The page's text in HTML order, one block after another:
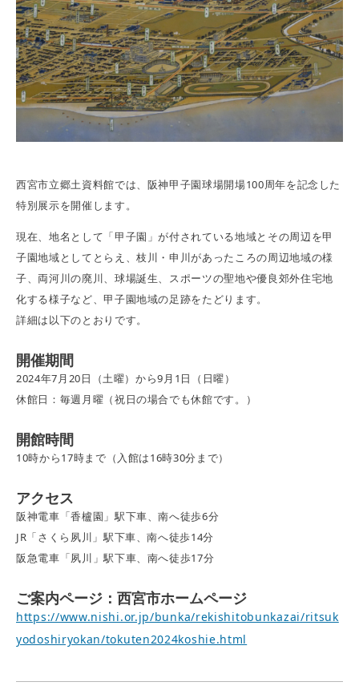
西宮市立郷土資料館では、阪神甲子園球場開場100周年を記念した
特別展示を開催します。
現在、地名として「甲子園」が付されている地域とその周辺を甲
子園地域としてとらえ、枝川・申川があったころの周辺地域の様
子、両河川の廃川、球場誕生、スポーツの聖地や優良郊外住宅地
化する様子など、甲子園地域の足跡をたどります。
詳細は以下のとおりです。
開催期間
2024年7月20日（土曜）から9月1日（日曜）
休館日：毎週月曜（祝日の場合でも休館です。）
開館時間
10時から17時まで（入館は16時30分まで）
アクセス
阪神電車「香櫨園」駅下車、南へ徒歩6分
JR「さくら夙川」駅下車、南へ徒歩14分
阪急電車「夙川」駅下車、南へ徒歩17分
ご案内ページ：西宮市ホームページ
https://www.nishi.or.jp/bunka/rekishitobunkazai/ritsuk
yodoshiryokan/tokuten2024koshie.html